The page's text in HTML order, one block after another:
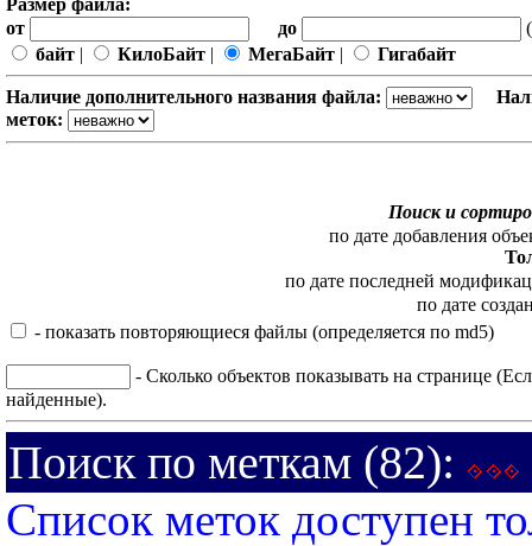
Размер файла:
от
до
байт | КилоБайт | МегаБайт | Гигабайт
Наличие дополнительного названия файла:
меток:
Поиск и
по дате добавления
по дате последней
по дате
- показать повторяющиеся файлы (определяется по md5)
- Сколько объектов показывать на странице
найденные).
Поиск по меткам (82):
Список меток доступен